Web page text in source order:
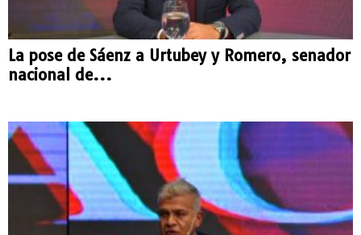
La pose de Sáenz a Urtubey y Romero, senador
nacional de...